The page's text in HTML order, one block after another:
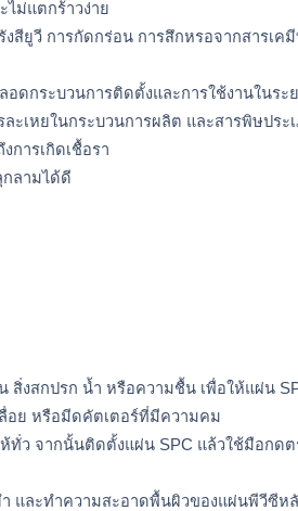
ไม่แตกร้าวง่าย
ยูวี การกัดกร่อน การสึกหรอจากสารเค
ดกระบวนการติดตั้งและการใช้งานในระ
ะเหยในกระบวนการผลิต และสารพิษประ
การเกิดเชื้อรา
กลามได้ดี
สิ่งสกปรก น้ำ หรือความชื้น เพื่อให้แผ่น
อย หรือมีดคัตเตอร์ที่มีความคม
ว จากนั้นติดตั้งแผ่น SPC แล้วใช้มือกด
และทำความสะอาดพื้นผิวของแผ่นพีวีซีห